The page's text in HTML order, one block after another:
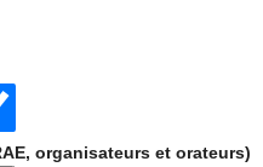
organisateurs et orateurs)